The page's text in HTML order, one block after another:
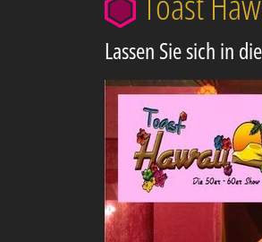
Lassen Sie sich in